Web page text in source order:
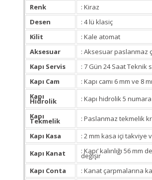
Renk
: Kiraz
Desen
: 4 lü klasiç
Kilit
: Kale atomat
Aksesuar
: Aksesuar paslanmaz
Kapı Servis
: 7 Gün 24 Saat Teknik
Kapı Cam
: Kapı camı 6 mm ve 8
Kapı
Hidrolik
: Kapı hidrolik 5 numara
Kapı
Tekmelik
: Paslanmaz tekmelik
Kapı Kasa
: 2 mm kasa içi takviye
Kapı Kanat
: Kapı’ kalınlığı 56 mm
değişir
Kapı Conta
: Kanat çarpmalarına